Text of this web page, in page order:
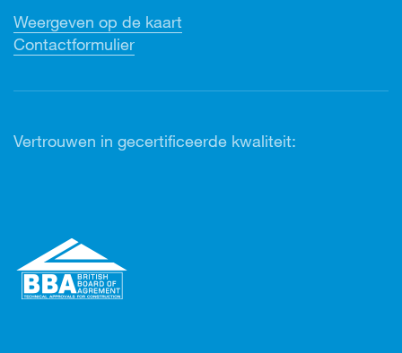
Weergeven op de kaart
Contactformulier
Vertrouwen in gecertificeerde kwaliteit: